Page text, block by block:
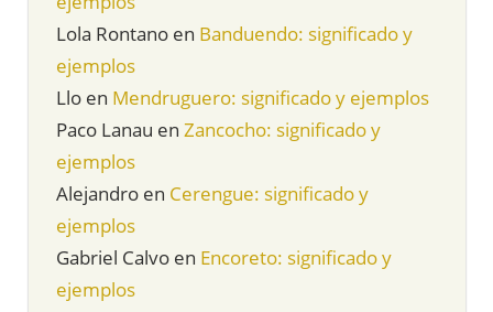
Lola Rontano en Banduendo: significado y
ejemplos
Llo en Mendruguero: significado y ejemplos
Paco Lanau en Zancocho: significado y
ejemplos
Alejandro en Cerengue: significado y
ejemplos
Gabriel Calvo en Encoreto: significado y
ejemplos